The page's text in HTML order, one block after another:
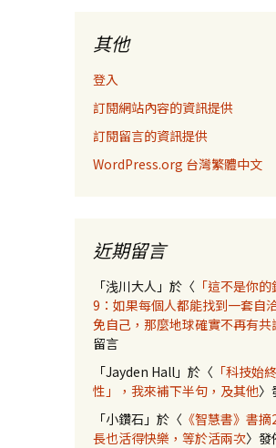
其他
登入
訂閱網站內容的資訊提供
訂閱留言的資訊提供
WordPress.org 台灣繁體中文
近期留言
「浅川大人 」於〈 「這不是你
9：如果每個人都能找到一套自
免自己，那麼地球確實不再有共
留言
「Jayden Hall 」於〈 「科技始
性」，我來補下半句，及其他〉
「小鑽石 」於〈 《智慧書》書
長也活得快樂，等於活兩次〉發